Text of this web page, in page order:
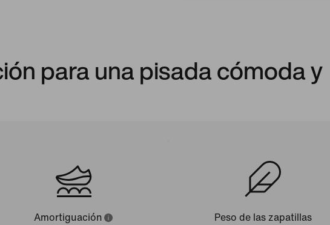
para una pisada cómoda y
Amortiguación Peso de las zapatillas